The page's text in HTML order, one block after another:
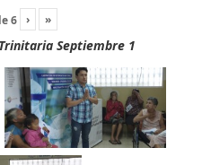
6 › »
Septiembre 1